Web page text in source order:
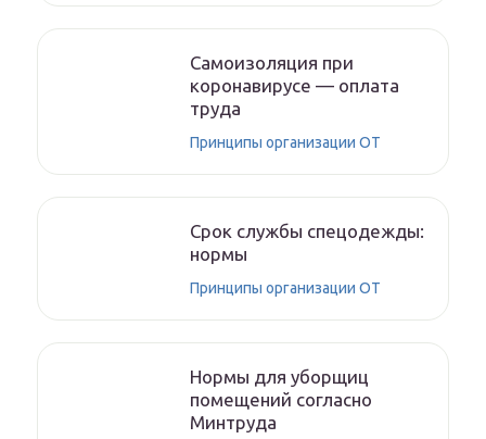
Самоизоляция при
коронавирусе — оплата
труда
Принципы организации ОТ
Срок службы спецодежды:
нормы
Принципы организации ОТ
Нормы для уборщиц
помещений согласно
Минтруда